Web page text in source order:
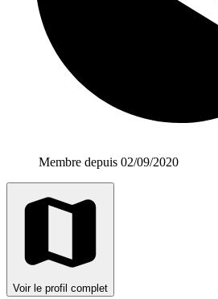
Membre depuis 02/09/2020
Voir le profil complet